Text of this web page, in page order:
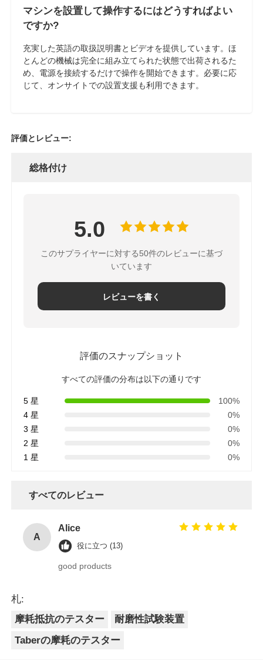
マシンを設置して操作するにはどうすればよい
ですか?
充実した英語の取扱説明書とビデオを提供しています。ほ
とんどの機械は完全に組み立てられた状態で出荷されるた
め、電源を接続するだけで操作を開始できます。必要に応
じて、オンサイトでの設置支援も利用できます。
評価とレビュー:
総格付け
5.0
このサプライヤーに対する50件のレビューに基づ
いています
レビューを書く
評価のスナップショット
すべての評価の分布は以下の通りです
5 星
100%
4 星
0%
3 星
0%
2 星
0%
1 星
0%
すべてのレビュー
A
Alice
役に立つ (13)
good products
札:
摩耗抵抗のテスター
耐磨性試験装置
Taberの摩耗のテスター